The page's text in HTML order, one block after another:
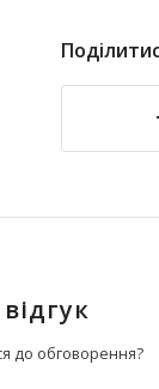
до обговорення?